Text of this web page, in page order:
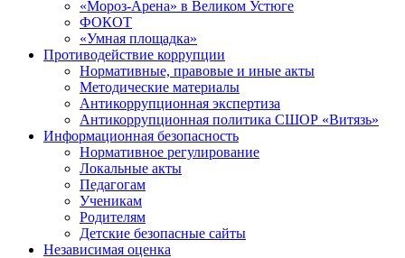
«Мороз-Арена» в Великом Устюге
ФОКОТ
«Умная площадка»
Противодействие коррупции
Нормативные, правовые и иные акты
Методические материалы
Антикоррупционная экспертиза
Антикоррупционная политика СШОР «Витязь»
Информационная безопасность
Нормативное регулирование
Локальные акты
Педагогам
Ученикам
Родителям
Детские безопасные сайты
Независимая оценка